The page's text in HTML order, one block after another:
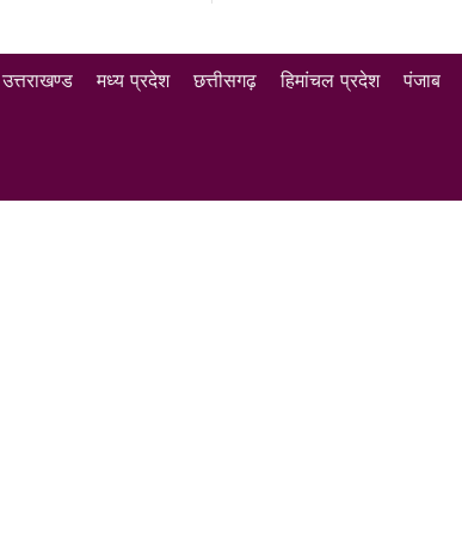
उत्तराखण्ड मध्य प्रदेश छत्तीसगढ़ हिमांचल प्रदेश पंजाब